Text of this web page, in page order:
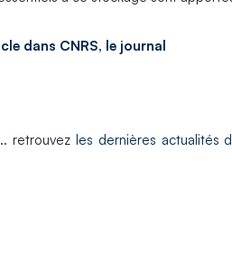
dans CNRS, le journal
retrouvez les dernières actualités